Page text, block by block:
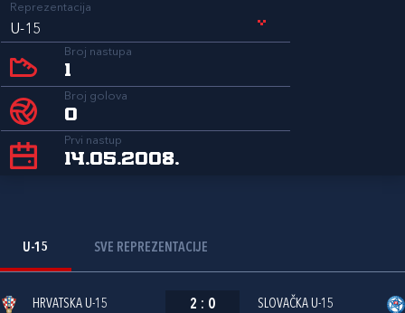
Reprezentacija
U-15
Broj nastupa
1
Broj golova
0
Prvi nastup
14.05.2008.
U-15 SVE REPREZENTACIJE
HRVATSKA U-15 2 : 0 SLOVAČKA U-15